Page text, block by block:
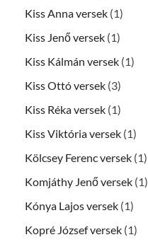
Kiss Anna versek (1)
Kiss Jenő versek (1)
Kiss Kálmán versek (1)
Kiss Ottó versek (3)
Kiss Réka versek (1)
Kiss Viktória versek (1)
Kölcsey Ferenc versek (1)
Komjáthy Jenő versek (1)
Kónya Lajos versek (1)
Kopré József versek (1)